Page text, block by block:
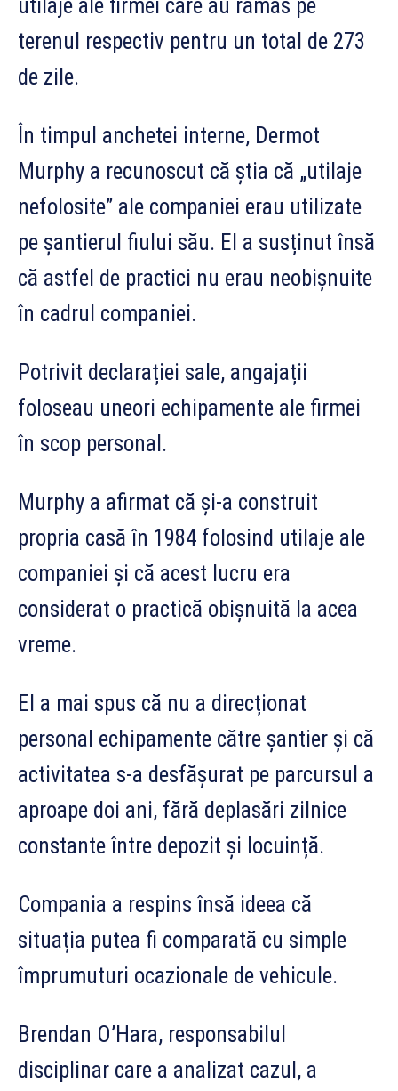
utilaje ale firmei care au rămas pe
terenul respectiv pentru un total de 273
de zile.
În timpul anchetei interne, Dermot
Murphy a recunoscut că știa că „utilaje
nefolosite” ale companiei erau utilizate
pe șantierul fiului său. El a susținut însă
că astfel de practici nu erau neobișnuite
în cadrul companiei.
Potrivit declarației sale, angajații
foloseau uneori echipamente ale firmei
în scop personal.
Murphy a afirmat că și-a construit
propria casă în 1984 folosind utilaje ale
companiei și că acest lucru era
considerat o practică obișnuită la acea
vreme.
El a mai spus că nu a direcționat
personal echipamente către șantier și că
activitatea s-a desfășurat pe parcursul a
aproape doi ani, fără deplasări zilnice
constante între depozit și locuință.
Compania a respins însă ideea că
situația putea fi comparată cu simple
împrumuturi ocazionale de vehicule.
Brendan O’Hara, responsabilul
disciplinar care a analizat cazul, a